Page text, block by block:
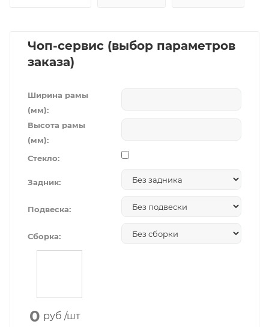
Чоп-сервис (выбор параметров
заказа)
Ширина рамы
(мм):
Высота рамы
(мм):
Стекло:
Задник:
Подвеска:
Сборка:
0 руб /шт